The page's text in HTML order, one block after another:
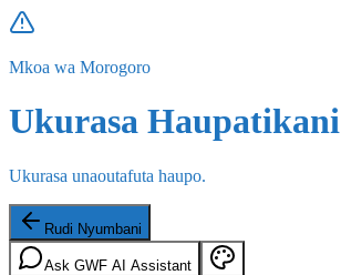
Mkoa wa Morogoro
Ukurasa Haupatikani
Ukurasa unaoutafuta haupo.
Rudi Nyumbani
Ask GWF AI Assistant